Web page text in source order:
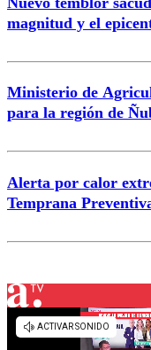
magnitud y el
Ministerio de
para la región de
Alerta por calor
Temprana